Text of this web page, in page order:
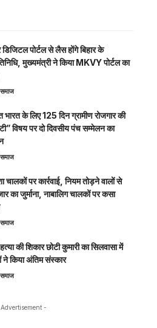
पोर्टल से लैस होंगे बिहार के
मुख्यमंत्री ने किया MKVY पोर्टल का
समाज
भारत के लिए 125 दिन ग्रामीण रोजगार की
विषय पर दो दिवसीय पंच सम्मेलन का
समाज
चालकों पर कार्रवाई, नियम तोड़ने वालों से
का जुर्माना, नाबालिग चालकों पर कसा
समाज
की शिकार छोटी कुमारी का सिलवासा में
ने किया अंतिम संस्कार
समाज
-